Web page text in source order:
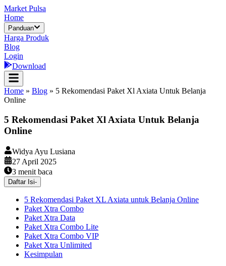
Market Pulsa
Home
Panduan
Harga Produk
Blog
Login
Download
Home » Blog » 5 Rekomendasi Paket Xl Axiata Untuk Belanja
Online
5 Rekomendasi Paket Xl Axiata Untuk Belanja
Online
Widya Ayu Lusiana
27 April 2025
3 menit baca
Daftar Isi-
5 Rekomendasi Paket XL Axiata untuk Belanja Online
Paket Xtra Combo
Paket Xtra Data
Paket Xtra Combo Lite
Paket Xtra Combo VIP
Paket Xtra Unlimited
Kesimpulan